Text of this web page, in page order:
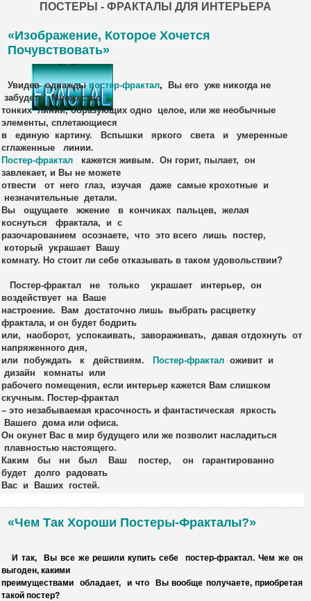
ПОСТЕРЫ - ФРАКТАЛЫ ДЛЯ ИНТЕРЬЕРА
«Изображение, Которое Хочется
Почувствовать»
Увидев однажды постер-фрактал,
Вы его уже никогда не
забудете. Множество
тонких линий, образующих одно целое, или же необычные
элементы, сплетающиеся
в единую картину. Вспышки яркого света и умеренные
сглаженные линии.
Постер-фрактал
кажется живым. Он горит, пылает, он
завлекает, и Вы не можете
отвести от него глаз, изучая даже самые крохотные и
незначительные детали.
Вы ощущаете жжение в кончиках пальцев, желая
коснуться фрактала, и с
разочарованием осознаете, что это всего лишь постер,
который украшает Вашу
комнату. Но стоит ли себе отказывать в таком удовольствии?
Постер-фрактал не только украшает интерьер, он
воздействует на Ваше
настроение. Вам достаточно лишь выбрать расцветку
фрактала, и он будет бодрить
или, наоборот, успокаивать, завораживать, давая отдохнуть от
напряженного дня,
или побуждать к действиям.
Постер-фрактал оживит и
дизайн комнаты или
рабочего помещения, если интерьер кажется Вам слишком
скучным. Постер-фрактал
– это незабываемая красочность и фантастическая яркость
Вашего дома или офиса.
Он окунет Вас в мир будущего или же позволит насладиться
плавностью настоящего.
Каким бы ни был Ваш постер, он гарантированно
будет долго радовать
Вас и Ваших гостей.
«Чем Так Хороши Постеры-Фракталы?»
И так, Вы все же решили купить себепостер-фрактал.Чем же он
выгоден, какими
преимуществами обладает, и что Вы вообще получаете, приобретая
такой постер?